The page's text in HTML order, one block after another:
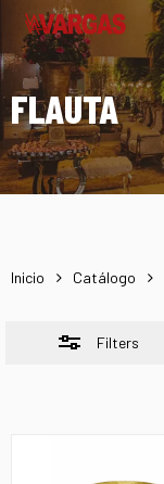
Skip
main
content
FLAUTA
Inicio Catálogo
Filters